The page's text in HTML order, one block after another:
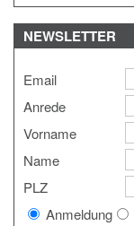
NEWSLETTER
Email
Anrede
Vorname
Name
PLZ
Anmeldung